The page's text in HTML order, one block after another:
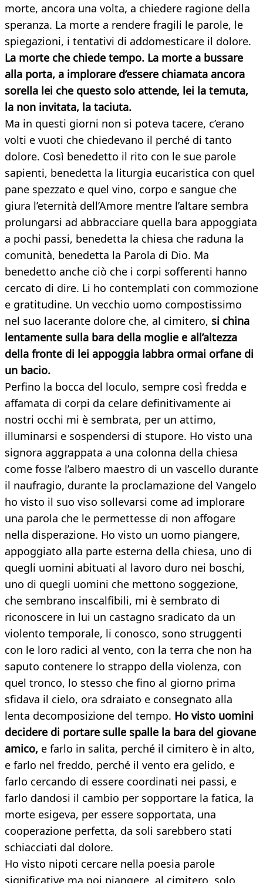
morte, ancora una volta, a chiedere ragione della
speranza. La morte a rendere fragili le parole, le
spiegazioni, i tentativi di addomesticare il dolore.
La morte che chiede tempo. La morte a bussare
alla porta, a implorare d’essere chiamata ancora
sorella lei che questo solo attende, lei la temuta,
la non invitata, la taciuta.
Ma in questi giorni non si poteva tacere, c’erano
volti e vuoti che chiedevano il perché di tanto
dolore. Così benedetto il rito con le sue parole
sapienti, benedetta la liturgia eucaristica con quel
pane spezzato e quel vino, corpo e sangue che
giura l’eternità dell’Amore mentre l’altare sembra
prolungarsi ad abbracciare quella bara appoggiata
a pochi passi, benedetta la chiesa che raduna la
comunità, benedetta la Parola di Dio. Ma
benedetto anche ciò che i corpi sofferenti hanno
cercato di dire. Li ho contemplati con commozione
e gratitudine. Un vecchio uomo compostissimo
nel suo lacerante dolore che, al cimitero, si china
lentamente sulla bara della moglie e all’altezza
della fronte di lei appoggia labbra ormai orfane di
un bacio.
Perfino la bocca del loculo, sempre così fredda e
affamata di corpi da celare definitivamente ai
nostri occhi mi è sembrata, per un attimo,
illuminarsi e sospendersi di stupore. Ho visto una
signora aggrappata a una colonna della chiesa
come fosse l’albero maestro di un vascello durante
il naufragio, durante la proclamazione del Vangelo
ho visto il suo viso sollevarsi come ad implorare
una parola che le permettesse di non affogare
nella disperazione. Ho visto un uomo piangere,
appoggiato alla parte esterna della chiesa, uno di
quegli uomini abituati al lavoro duro nei boschi,
uno di quegli uomini che mettono soggezione,
che sembrano inscalfibili, mi è sembrato di
riconoscere in lui un castagno sradicato da un
violento temporale, li conosco, sono struggenti
con le loro radici al vento, con la terra che non ha
saputo contenere lo strappo della violenza, con
quel tronco, lo stesso che fino al giorno prima
sfidava il cielo, ora sdraiato e consegnato alla
lenta decomposizione del tempo. Ho visto uomini
decidere di portare sulle spalle la bara del giovane
amico, e farlo in salita, perché il cimitero è in alto,
e farlo nel freddo, perché il vento era gelido, e
farlo cercando di essere coordinati nei passi, e
farlo dandosi il cambio per sopportare la fatica, la
morte esigeva, per essere sopportata, una
cooperazione perfetta, da soli sarebbero stati
schiacciati dal dolore.
Ho visto nipoti cercare nella poesia parole
significative ma poi piangere, al cimitero, solo